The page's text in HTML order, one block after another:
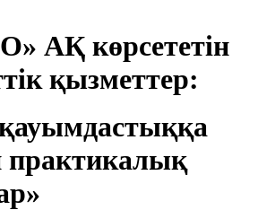
АҚ көрсететін
қызметтер:
практикалық